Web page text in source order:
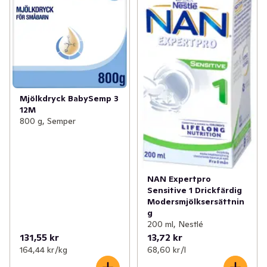
- Lock och skopa är tillverkade av minst 66%
växtbaserad plast från sockerrör. TIPS: Den inre kanten
kan användas för att jämna ut pulvret och för att förvara
skeden mellan användning.
- Endast förnybar el används på fabriken där NAN
EXPERTPRO SENSITIVE 3 produceras.
- Vi stödjer initiativ på gårdar över hela världen för att
minska CO2-utsläppen från mjölkingredienser**.
**Läs mer på www.nestle.com/sustainability
NAN EXPERTPRO SENSITIVE 3 är inte en
modersmjölksersättning utan en mjölkdryck speciellt
utvecklad för småbarn som är 12 månader och äldre. Du
bör amma barnet så länge som möjligt.
Mjölkdryck BabySemp 3
12M
800 g, Semper
131,55 kr
164,44 kr /kg
NAN Expertpro
Sensitive 1 Drickfärdig
Modersmjölksersättnin
g
200 ml, Nestlé
13,72 kr
68,60 kr /l